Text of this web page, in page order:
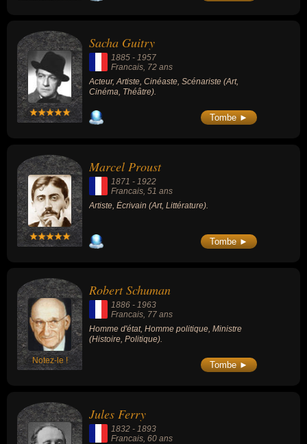
Sacha Guitry
1885 - 1957
Francais, 72 ans
Acteur, Artiste, Cinéaste, Scénariste (Art,
Cinéma, Théâtre).
Tombe ►
Marcel Proust
1871 - 1922
Francais , 51 ans
Artiste, Écrivain (Art, Littérature).
Tombe ►
Notez-le !
Robert Schuman
1886 - 1963
Francais, 77 ans
Homme d'état, Homme politique, Ministre
(Histoire, Politique).
Tombe ►
Jules Ferry
1832 - 1893
Francais , 60 ans